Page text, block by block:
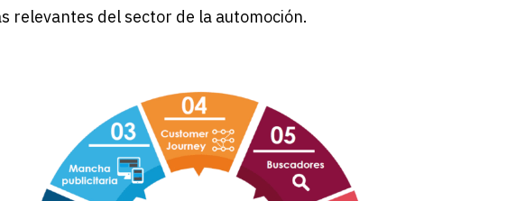
relevantes del sector de la automoción.